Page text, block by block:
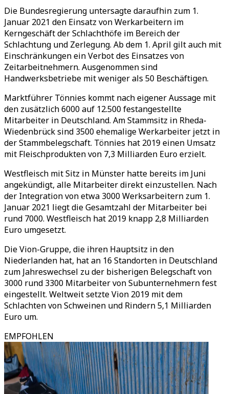
Die Bundesregierung untersagte daraufhin zum 1.
Januar 2021 den Einsatz von Werkarbeitern im
Kerngeschäft der Schlachthöfe im Bereich der
Schlachtung und Zerlegung. Ab dem 1. April gilt auch mit
Einschränkungen ein Verbot des Einsatzes von
Zeitarbeitnehmern. Ausgenommen sind
Handwerksbetriebe mit weniger als 50 Beschäftigen.
Marktführer Tönnies kommt nach eigener Aussage mit
den zusätzlich 6000 auf 12.500 festangestellte
Mitarbeiter in Deutschland. Am Stammsitz in Rheda-
Wiedenbrück sind 3500 ehemalige Werkarbeiter jetzt in
der Stammbelegschaft. Tönnies hat 2019 einen Umsatz
mit Fleischprodukten von 7,3 Milliarden Euro erzielt.
Westfleisch mit Sitz in Münster hatte bereits im Juni
angekündigt, alle Mitarbeiter direkt einzustellen. Nach
der Integration von etwa 3000 Werksarbeitern zum 1.
Januar 2021 liegt die Gesamtzahl der Mitarbeiter bei
rund 7000. Westfleisch hat 2019 knapp 2,8 Milliarden
Euro umgesetzt.
Die Vion-Gruppe, die ihren Hauptsitz in den
Niederlanden hat, hat an 16 Standorten in Deutschland
zum Jahreswechsel zu der bisherigen Belegschaft von
3000 rund 3300 Mitarbeiter von Subunternehmern fest
eingestellt. Weltweit setzte Vion 2019 mit dem
Schlachten von Schweinen und Rindern 5,1 Milliarden
Euro um.
EMPFOHLEN